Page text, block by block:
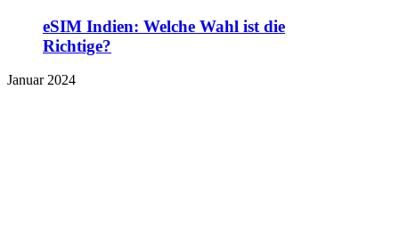
eSIM Indien: Welche Wahl ist die
Richtige?
Januar 2024